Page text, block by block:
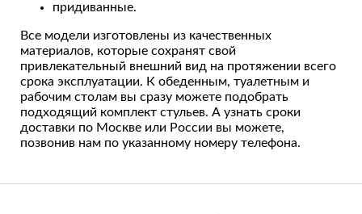
придиванные.
Все модели изготовлены из качественных
материалов, которые сохранят свой
привлекательный внешний вид на протяжении всего
срока эксплуатации. К обеденным, туалетным и
рабочим столам вы сразу можете подобрать
подходящий комплект стульев. А узнать сроки
доставки по Москве или России вы можете,
позвонив нам по указанному номеру телефона.